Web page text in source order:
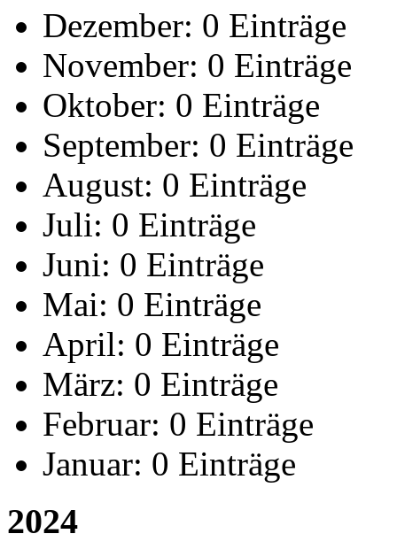
Dezember: 0 Einträge
November: 0 Einträge
Oktober: 0 Einträge
September: 0 Einträge
August: 0 Einträge
Juli: 0 Einträge
Juni: 0 Einträge
Mai: 0 Einträge
April: 0 Einträge
März: 0 Einträge
Februar: 0 Einträge
Januar: 0 Einträge
2024